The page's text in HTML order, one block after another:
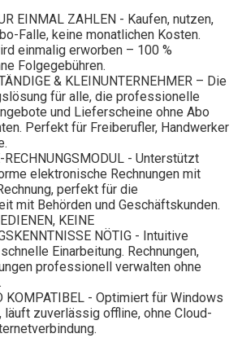
EINMAL ZAHLEN - Kaufen, nutzen,
Falle, keine monatlichen Kosten.
einmalig erworben – 100 %
Folgegebühren.
& KLEINUNTERNEHMER – Die
für alle, die professionelle
und Lieferscheine ohne Abo
Perfekt für Freiberufler, Handwerker
RECHNUNGSMODUL - Unterstützt
elektronische Rechnungen mit
perfekt für die
mit Behörden und Geschäftskunden.
KEINE
NÖTIG - Intuitive
Einarbeitung. Rechnungen,
professionell verwalten ohne
KOMPATIBEL - Optimiert für Windows
läuft zuverlässig offline, ohne Cloud-